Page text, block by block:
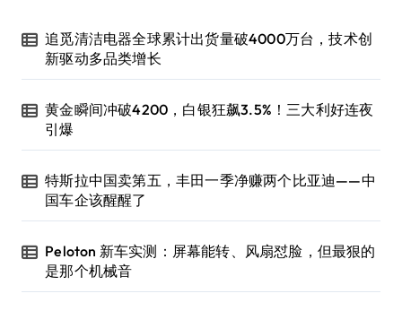
追觅清洁电器全球累计出货量破4000万台，技术创
新驱动多品类增长
黄金瞬间冲破4200，白银狂飙3.5%！三大利好连夜
引爆
特斯拉中国卖第五，丰田一季净赚两个比亚迪——中
国车企该醒醒了
Peloton 新车实测：屏幕能转、风扇怼脸，但最狠的
是那个机械音